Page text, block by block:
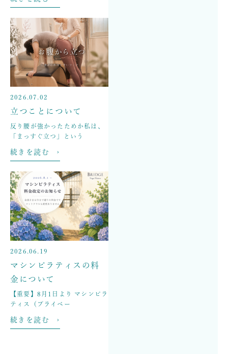
立つことについて
2026.07.02
反り腰が強かったためか私は、
「まっすぐ立つ」という
続きを読む ›
マシンピラティスの料
金について
2026.06.19
【重要】8月1日より マシンピラ
ティス（プライベー
続きを読む ›